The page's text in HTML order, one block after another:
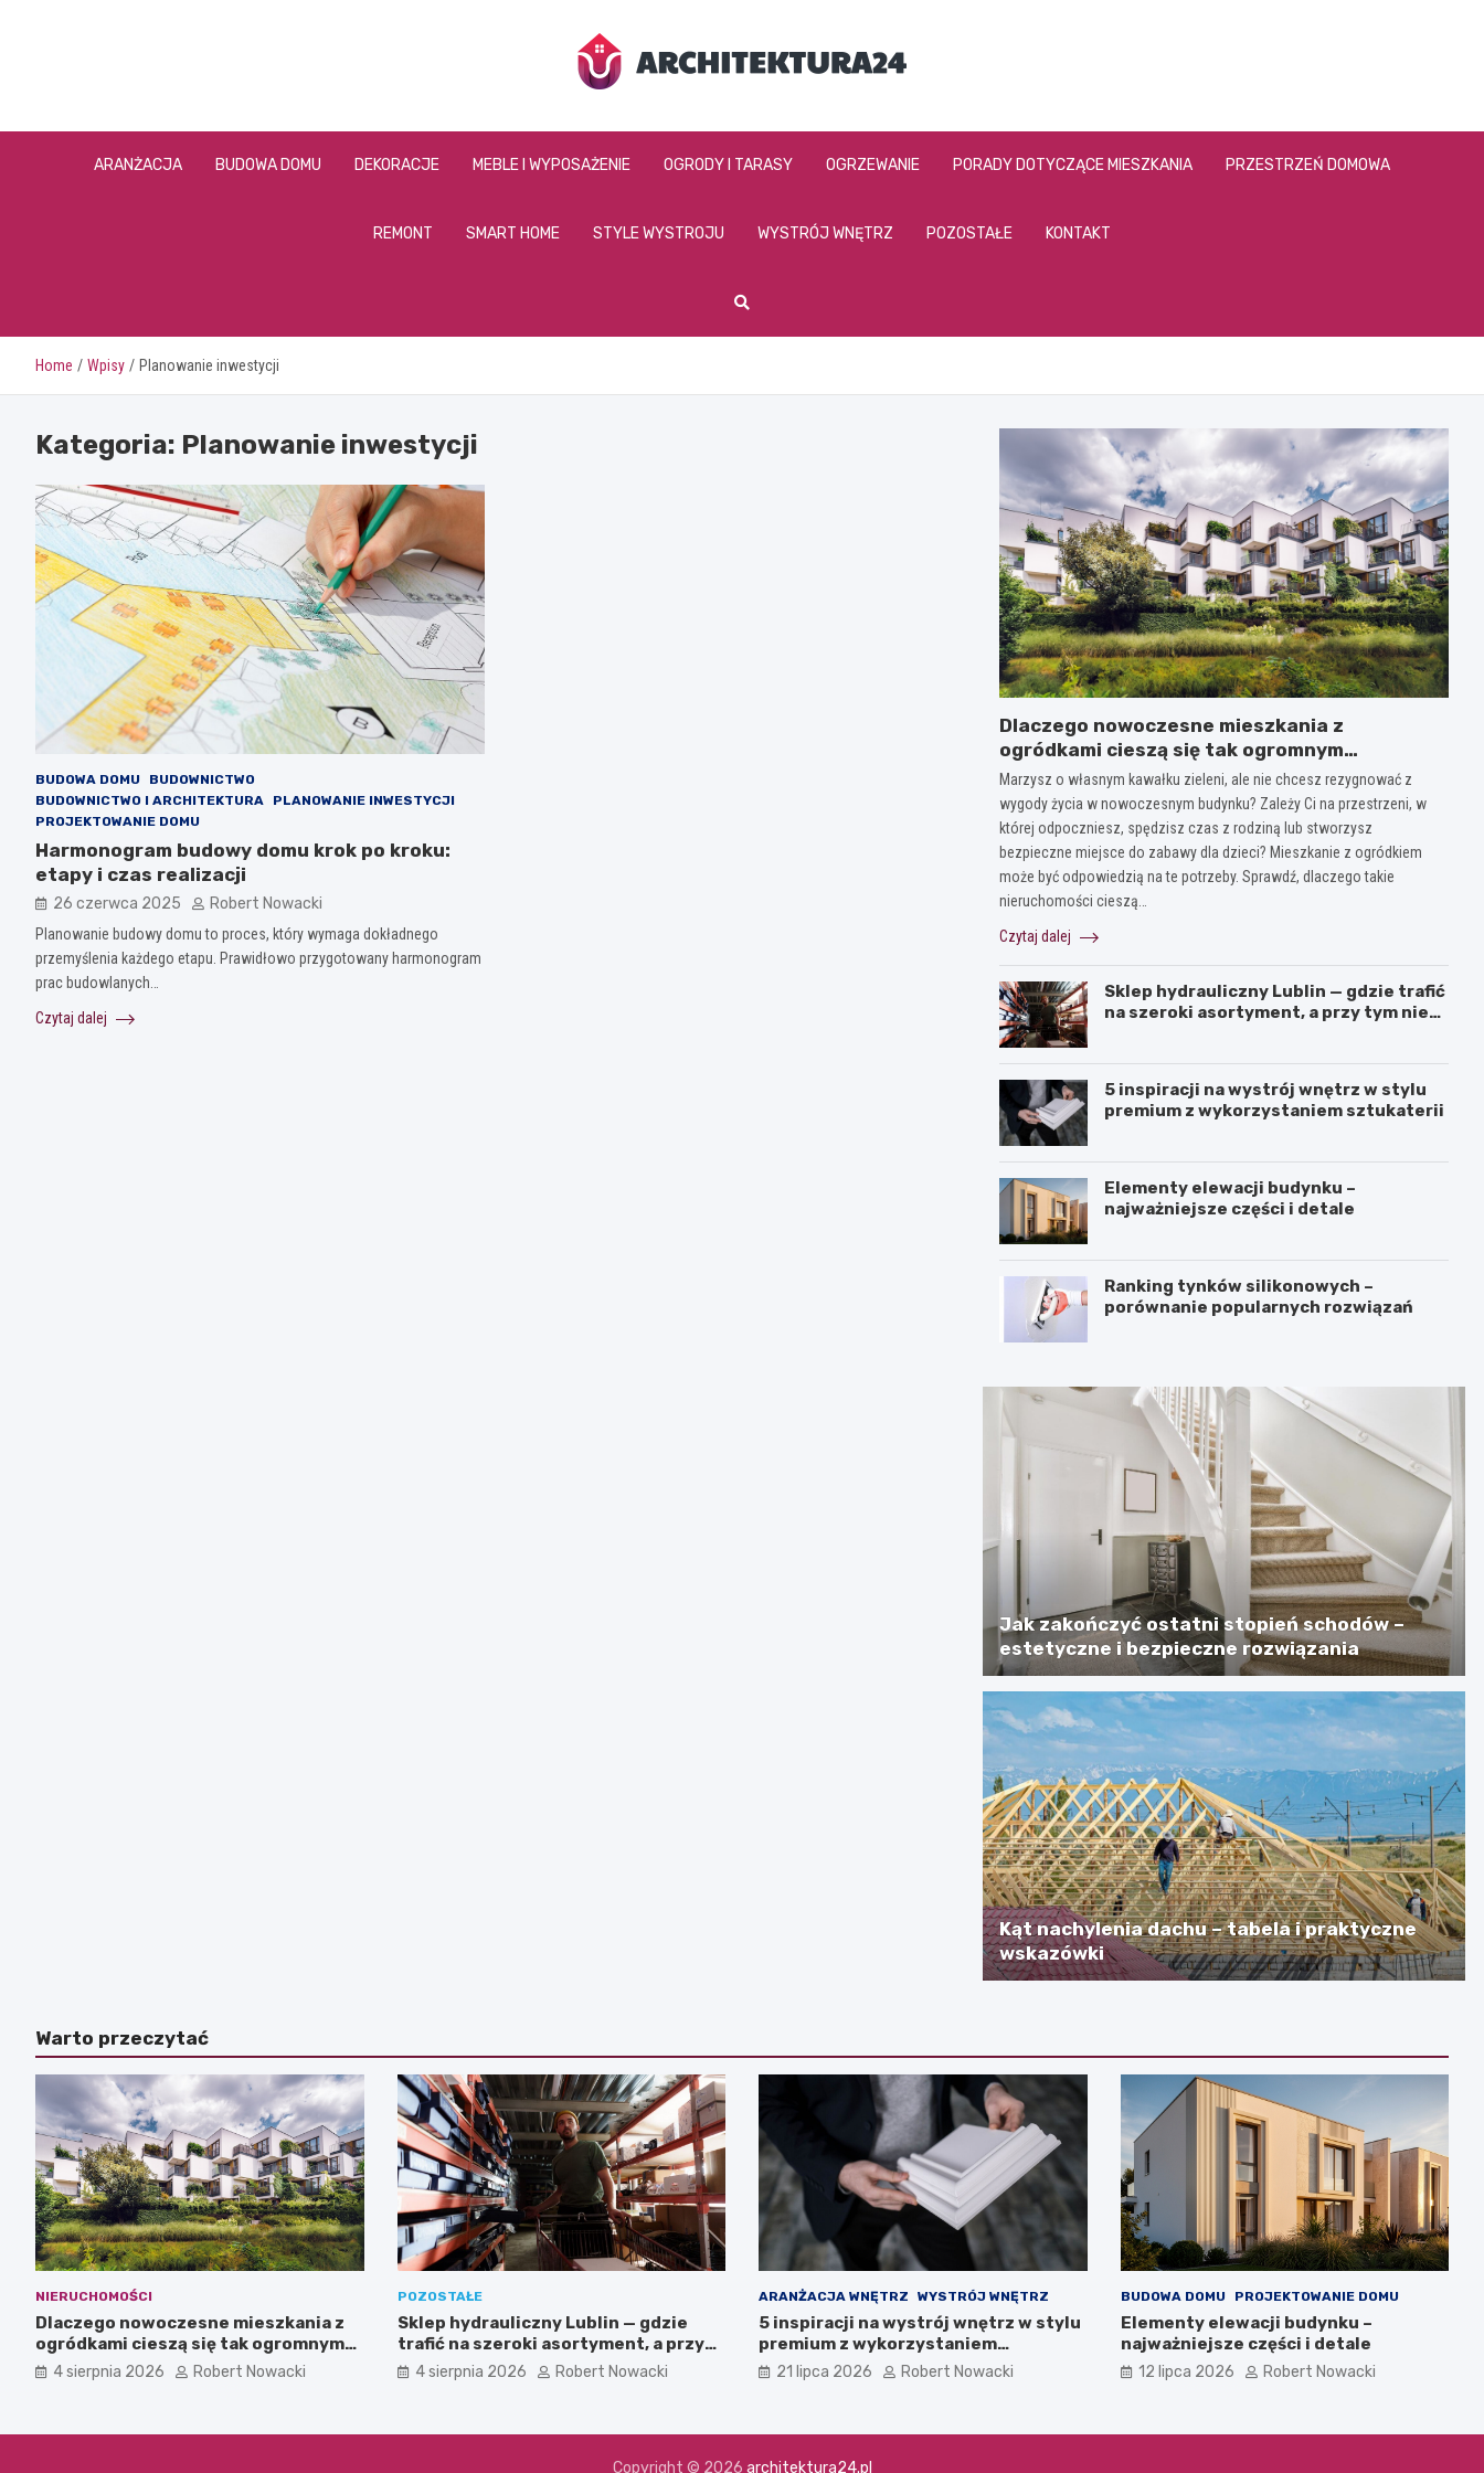
architektura24.pl
ARANŻACJA BUDOWA DOMU DEKORACJE MEBLE I WYPOSAŻENIE OGRODY I TARASY OGRZEWANIE PORADY DOTYCZĄCE MIESZKANIA PRZESTRZEŃ DOMOWA
REMONT SMART HOME STYLE WYSTROJU WYSTRÓJ WNĘTRZ POZOSTAŁE KONTAKT
Home Wpisy Planowanie inwestycji
Kategoria: Planowanie inwestycji
BUDOWA DOMU
BUDOWNICTWO
BUDOWNICTWO I ARCHITEKTURA
PLANOWANIE INWESTYCJI
PROJEKTOWANIE DOMU
Harmonogram budowy domu krok po kroku:
etapy i czas realizacji
26 czerwca 2025 Robert Nowacki
Planowanie budowy domu to proces, który wymaga dokładnego
przemyślenia każdego etapu. Prawidłowo przygotowany harmonogram
prac budowlanych…
Czytaj dalej
Dlaczego nowoczesne mieszkania z
ogródkami cieszą się tak ogromnym
zainteresowaniem?
Marzysz o własnym kawałku zieleni, ale nie chcesz rezygnować z
wygody życia w nowoczesnym budynku? Zależy Ci na przestrzeni, w
której odpoczniesz, spędzisz czas z rodziną lub stworzysz
bezpieczne miejsce do zabawy dla dzieci? Mieszkanie z ogródkiem
może być odpowiedzią na te potrzeby. Sprawdź, dlaczego takie
nieruchomości cieszą…
Czytaj dalej
Sklep hydrauliczny Lublin — gdzie trafić
na szeroki asortyment, a przy tym nie
5 inspiracji na wystrój wnętrz w stylu
premium z wykorzystaniem sztukaterii
Elementy elewacji budynku –
najważniejsze części i detale
Ranking tynków silikonowych –
porównanie popularnych rozwiązań
Jak zakończyć ostatni stopień schodów –
estetyczne i bezpieczne rozwiązania
Kąt nachylenia dachu – tabela i praktyczne
wskazówki
Warto przeczytać
NIERUCHOMOŚCI
Dlaczego nowoczesne mieszkania z
ogródkami cieszą się tak ogromnym
zainteresowaniem?
4 sierpnia 2026 Robert Nowacki
POZOSTAŁE
Sklep hydrauliczny Lublin — gdzie
trafić na szeroki asortyment, a przy
tym nie przepłacić?
4 sierpnia 2026 Robert Nowacki
ARANŻACJA WNĘTRZ WYSTRÓJ WNĘTRZ
5 inspiracji na wystrój wnętrz w stylu
premium z wykorzystaniem
sztukaterii
21 lipca 2026 Robert Nowacki
BUDOWA DOMU PROJEKTOWANIE DOMU
Elementy elewacji budynku –
najważniejsze części i detale
12 lipca 2026 Robert Nowacki
Copyright © 2026 architektura24.pl